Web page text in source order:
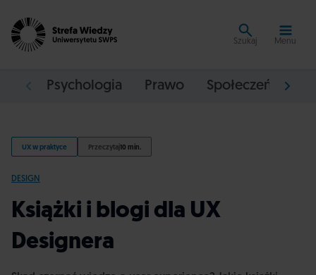
Szukaj Menu
Psychologia Prawo Społeczeństwo
UX w praktyce Przeczytaj10 min.
DESIGN
Książki i blogi dla UX
Designera